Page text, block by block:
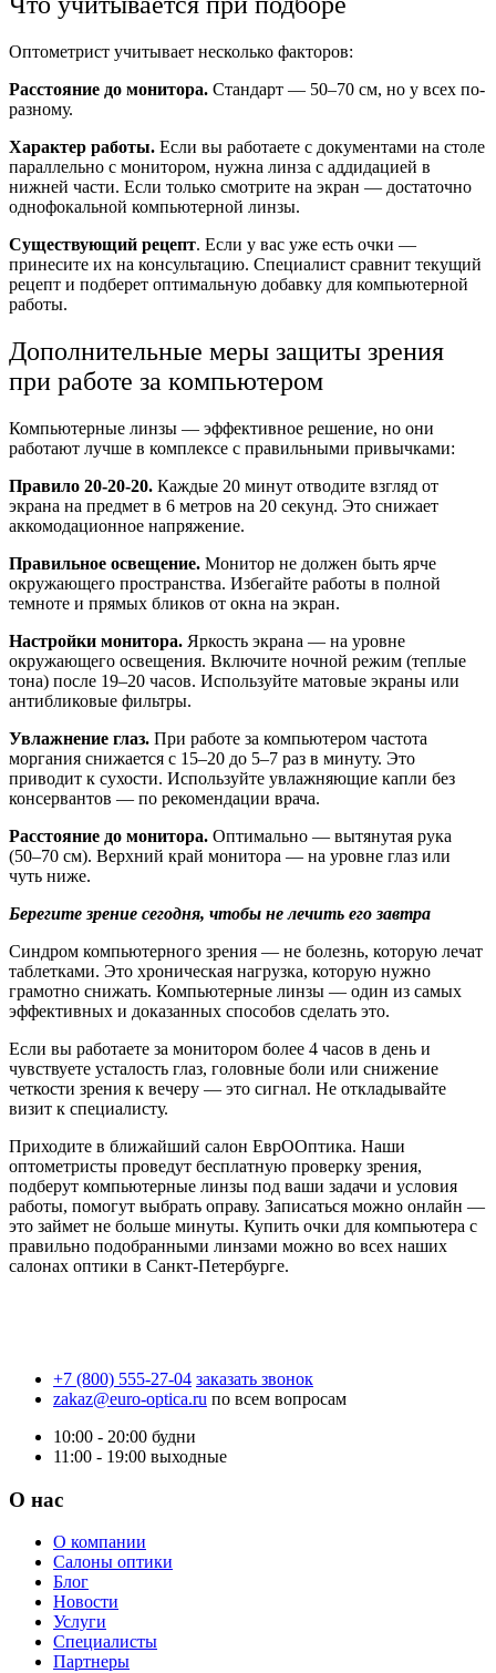
Оптометрист учитывает несколько факторов:
Расстояние до монитора. Стандарт — 50–70 см, но у всех по-
разному.
Характер работы. Если вы работаете с документами на столе
параллельно с монитором, нужна линза с аддидацией в
нижней части. Если только смотрите на экран — достаточно
однофокальной компьютерной линзы.
Существующий рецепт. Если у вас уже есть очки —
принесите их на консультацию. Специалист сравнит текущий
рецепт и подберет оптимальную добавку для компьютерной
работы.
Дополнительные меры защиты зрения
при работе за компьютером
Компьютерные линзы — эффективное решение, но они
работают лучше в комплексе с правильными привычками:
Правило 20-20-20. Каждые 20 минут отводите взгляд от
экрана на предмет в 6 метров на 20 секунд. Это снижает
аккомодационное напряжение.
Правильное освещение. Монитор не должен быть ярче
окружающего пространства. Избегайте работы в полной
темноте и прямых бликов от окна на экран.
Настройки монитора. Яркость экрана — на уровне
окружающего освещения. Включите ночной режим (теплые
тона) после 19–20 часов. Используйте матовые экраны или
антибликовые фильтры.
Увлажнение глаз. При работе за компьютером частота
моргания снижается с 15–20 до 5–7 раз в минуту. Это
приводит к сухости. Используйте увлажняющие капли без
консервантов — по рекомендации врача.
Расстояние до монитора. Оптимально — вытянутая рука
(50–70 см). Верхний край монитора — на уровне глаз или
чуть ниже.
Берегите зрение сегодня, чтобы не лечить его завтра
Синдром компьютерного зрения — не болезнь, которую лечат
таблетками. Это хроническая нагрузка, которую нужно
грамотно снижать. Компьютерные линзы — один из самых
эффективных и доказанных способов сделать это.
Если вы работаете за монитором более 4 часов в день и
чувствуете усталость глаз, головные боли или снижение
четкости зрения к вечеру — это сигнал. Не откладывайте
визит к специалисту.
Приходите в ближайший салон ЕврООптика. Наши
оптометристы проведут бесплатную проверку зрения,
подберут компьютерные линзы под ваши задачи и условия
работы, помогут выбрать оправу. Записаться можно онлайн —
это займет не больше минуты. Купить очки для компьютера с
правильно подобранными линзами можно во всех наших
салонах оптики в Санкт-Петербурге.
+7 (800) 555-27-04 заказать звонок
zakaz@euro-optica.ru по всем вопросам
10:00 - 20:00 будни
11:00 - 19:00 выходные
О нас
О компании
Салоны оптики
Блог
Новости
Услуги
Специалисты
Партнеры